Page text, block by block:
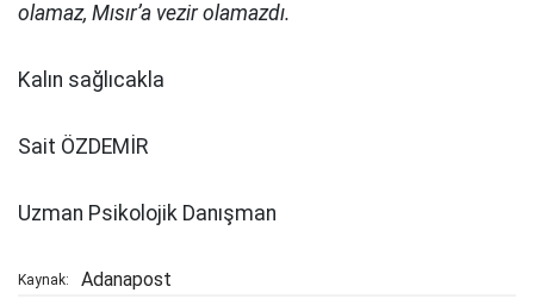
olamaz, Mısır’a vezir olamazdı.
Kalın sağlıcakla
Sait ÖZDEMİR
Uzman Psikolojik Danışman
Kaynak: Adanapost